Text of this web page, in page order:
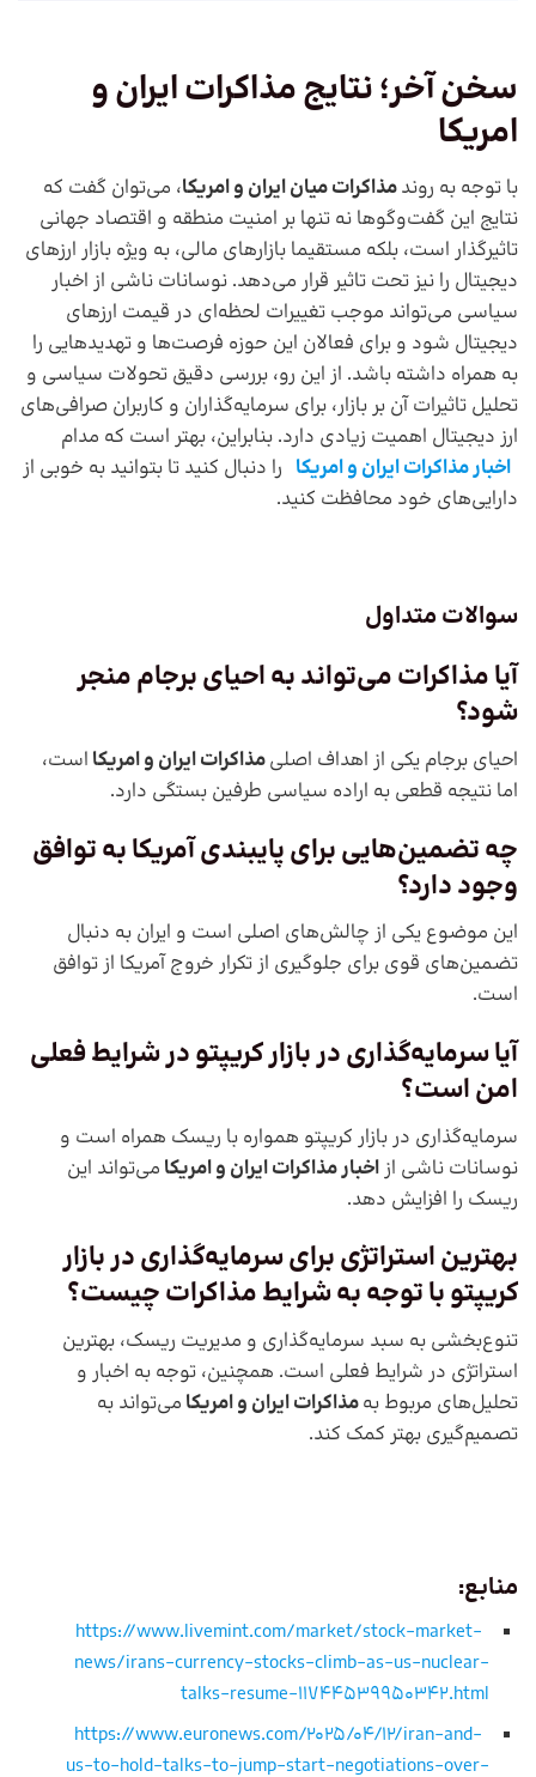
سخن آخر؛ نتایج مذاکرات ایران و
امریکا
با توجه به روندمذاکرات میان ایران و امریکا، می‌توان گفت که
نتایج این گفت‌وگوها نه تنها بر امنیت منطقه و اقتصاد جهانی
تاثیرگذار است، بلکه مستقیما بازارهای مالی، به‌ ویژه بازار ارزهای
دیجیتال را نیز تحت تاثیر قرار می‌دهد. نوسانات ناشی از اخبار
سیاسی می‌تواند موجب تغییرات لحظه‌ای در قیمت ارزهای
دیجیتال شود و برای فعالان این حوزه فرصت‌ها و تهدیدهایی را
به همراه داشته باشد. از این رو، بررسی دقیق تحولات سیاسی و
تحلیل تاثیرات آن بر بازار، برای سرمایه‌گذاران و کاربران صرافی‌های
ارز دیجیتال اهمیت زیادی دارد. بنابراین، بهتر است که مدام
اخبار مذاکرات ایران و امریکا را دنبال کنید تا بتوانید به خوبی از
دارایی‌های خود محافظت کنید.
سوالات متداول
آیا مذاکرات می‌تواند به احیای برجام منجر
شود؟
احیای برجام یکی از اهداف اصلیمذاکرات ایران و امریکا است،
اما نتیجه قطعی به اراده سیاسی طرفین بستگی دارد.
چه تضمین‌هایی برای پایبندی آمریکا به توافق
وجود دارد؟
این موضوع یکی از چالش‌های اصلی است و ایران به دنبال
تضمین‌های قوی برای جلوگیری از تکرار خروج آمریکا از توافق
است.
آیا سرمایه‌گذاری در بازار کریپتو در شرایط فعلی
امن است؟
سرمایه‌گذاری در بازار کریپتو همواره با ریسک همراه است و
نوسانات ناشی از اخبار مذاکرات ایران و امریکا می‌تواند این
ریسک را افزایش دهد.
بهترین استراتژی برای سرمایه‌گذاری در بازار
کریپتو با توجه به شرایط مذاکرات چیست؟
تنوع‌بخشی به سبد سرمایه‌گذاری و مدیریت ریسک، بهترین
استراتژی در شرایط فعلی است. همچنین، توجه به اخبار و
تحلیل‌های مربوط بهمذاکرات ایران و امریکا می‌تواند به
تصمیم‌گیری بهتر کمک کند.
منابع:
https://www.livemint.com/market/stock-market-
news/irans-currency-stocks-climb-as-us-nuclear-
talks-resume-11744539950342.html
https://www.euronews.com/2025/04/12/iran-and-
us-to-hold-talks-to-jump-start-negotiations-over-